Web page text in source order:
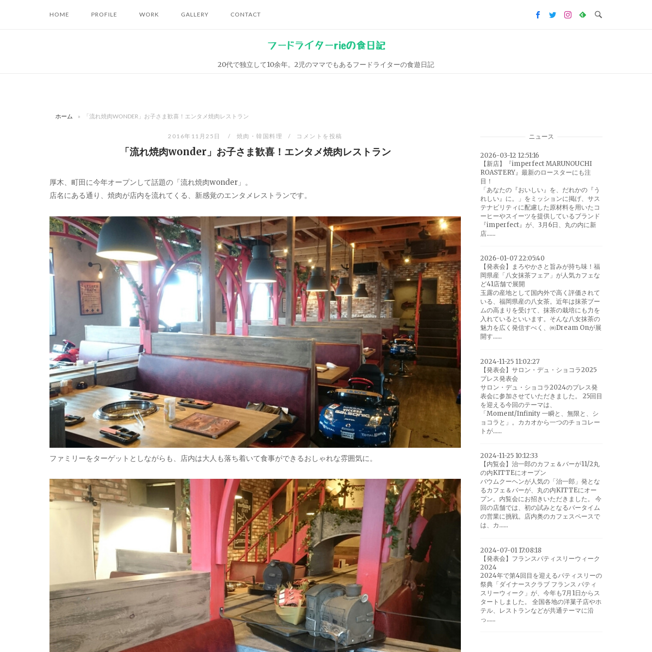
HOME PROFILE WORK GALLERY CONTACT
フードライターrieの食日記
20代で独立して10余年。2児のママでもあるフードライターの食遊日記
ホーム » 「流れ焼肉WONDER」お子さま歓喜！エンタメ焼肉レストラン
2016年11月25日 焼肉・韓国料理 コメントを投稿
「流れ焼肉wonder」お子さま歓喜！エンタメ焼肉レストラン
厚木、町田に今年オープンして話題の「流れ焼肉wonder」。
店名にある通り、焼肉が店内を流れてくる、新感覚のエンタメレストランです。
ファミリーをターゲットとしながらも、店内は大人も落ち着いて食事ができるおしゃれな雰囲気に。
ニュース
2026-03-12 12:51:16
【新店】『imperfect MARUNOUCHI
ROASTERY』最新のロースターにも注
目！
「あなたの『おいしい』を、だれかの『う
れしい』に。」をミッションに掲げ、サス
テナビリティに配慮した原材料を用いたコ
ーヒーやスイーツを提供しているブランド
『imperfect』が、3月6日、丸の内に新
店......
2026-01-07 22:05:40
【発表会】まろやかさと旨みが持ち味！福
岡県産「八女抹茶フェア」が人気カフェな
ど41店舗で展開
玉露の産地として国内外で高く評価されて
いる、福岡県産の八女茶。近年は抹茶ブー
ムの高まりを受けて、抹茶の栽培にも力を
入れているといいます。そんな八女抹茶の
魅力を広く発信すべく、㈱Dream Onが展
開す......
2024-11-25 11:02:27
【発表会】サロン・デュ・ショコラ2025
プレス発表会
サロン・デュ・ショコラ2024のプレス発
表会に参加させていただきました。 25回目
を迎える今回のテーマは、
「Moment/Infinity 一瞬と、無限と、シ
ョコラと」。カカオから一つのチョコレー
トが......
2024-11-25 10:12:33
【内覧会】治一郎のカフェ＆バーが11/2丸
の内KITTEにオープン
バウムクーヘンが人気の「治一郎」発とな
るカフェ＆バーが、丸の内KITTEにオー
プン。内覧会にお招きいただきました。 今
回の店舗では、初の試みとなるバータイム
の営業に挑戦。店内奥のカフェスペースで
は、カ......
2024-07-01 17:08:18
【発表会】フランスパティスリーウィーク
2024
2024年で第4回目を迎えるパティスリーの
祭典「ダイナースクラブ フランス パティ
スリーウィーク」が、今年も7月1日からス
タートしました。 全国各地の洋菓子店やホ
テル、レストランなどが共通テーマに沿
っ......